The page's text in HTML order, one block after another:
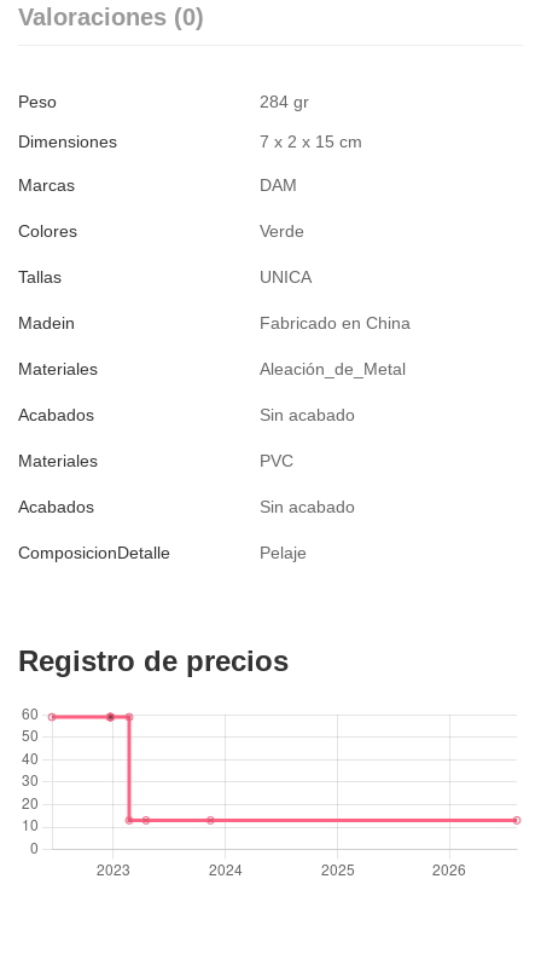
Valoraciones (0)
Peso 284 gr
Dimensiones 7 x 2 x 15 cm
Marcas DAM
Colores Verde
Tallas UNICA
Madein Fabricado en China
Materiales Aleación_de_Metal
Acabados Sin acabado
Materiales PVC
Acabados Sin acabado
ComposicionDetalle Pelaje
Registro de precios